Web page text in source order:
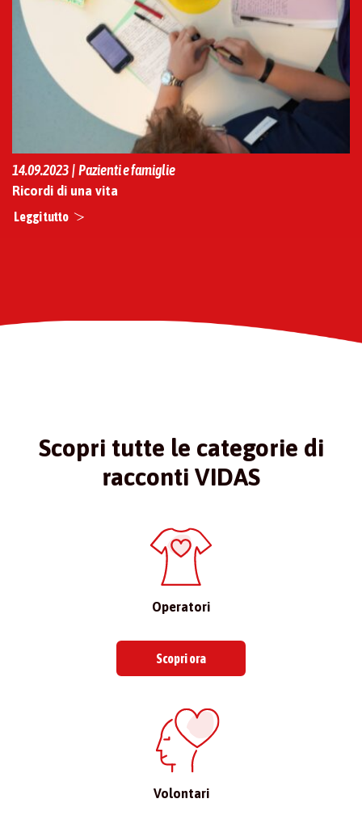
14.09.2023 | Pazienti e famiglie
Ricordi di una vita
Leggi tutto
Scopri tutte le categorie di
racconti VIDAS
Operatori
Scopri ora
Volontari